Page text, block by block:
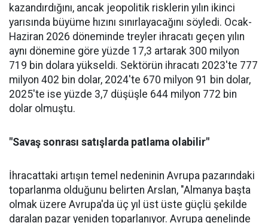
kazandır­dığını, ancak jeopolitik riskle­rin yılın ikinci
yarısında büyüme hızını sınırlayacağını söyledi. Ocak-
Haziran 2026 döneminde treyler ihracatı geçen yılın
aynı dönemine göre yüzde 17,3 artarak 300 milyon
719 bin dolara yüksel­di. Sektörün ihracatı 2023'te 777
milyon 402 bin dolar, 2024'te 670 milyon 91 bin dolar,
2025'te ise yüzde 3,7 düşüşle 644 milyon 772 bin
dolar olmuştu.
"Savaş sonrası satışlarda patlama olabilir"
İhracattaki artışın temel nede­ninin Avrupa pazarındaki
topar­lanma olduğunu belirten Arslan, "Almanya başta
olmak üzere Av­rupa'da üç yıl üst üste güçlü şe­kilde
daralan pazar yeniden to­parlanıyor. Avrupa genelinde